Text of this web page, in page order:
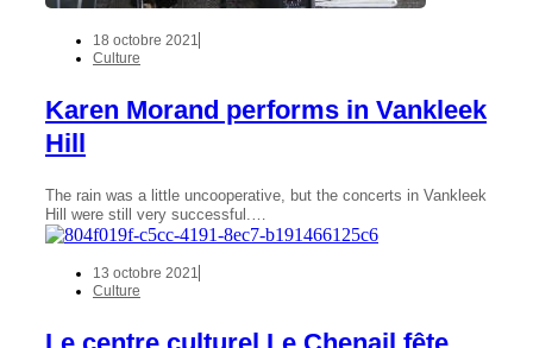
18 octobre 2021
Culture
Karen Morand performs in Vankleek
Hill
The rain was a little uncooperative, but the concerts in Vankleek
Hill were still very successful.…
13 octobre 2021
Culture